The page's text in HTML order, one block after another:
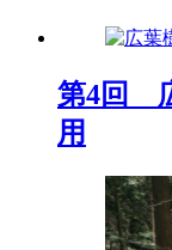
第4回
用